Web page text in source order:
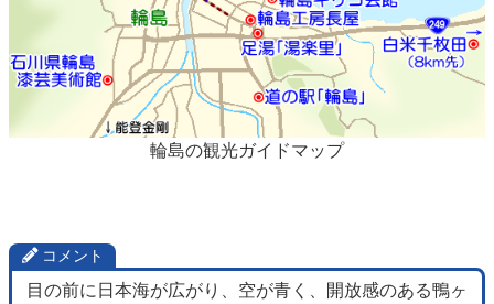
輪島の観光ガイドマップ
コメント
目の前に日本海が広がり、空が青く、開放感のある鴨ヶ